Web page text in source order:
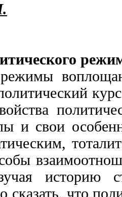
и свои
историю
что